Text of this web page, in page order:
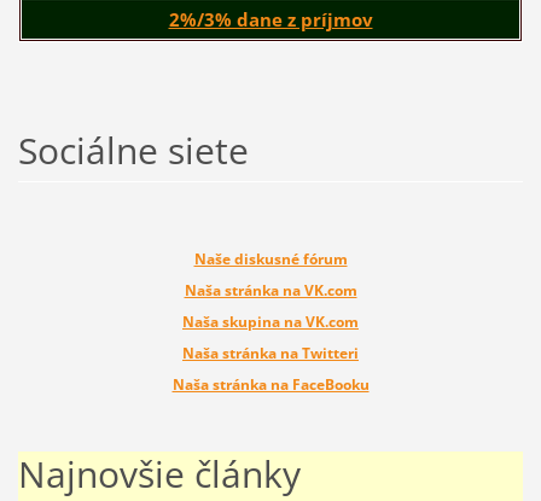
2%/3% dane z príjmov
Sociálne siete
Naše diskusné fórum
Naša stránka na VK.com
Naša skupina na VK.com
Naša stránka na Twitteri
Naša stránka na FaceBooku
Najnovšie články